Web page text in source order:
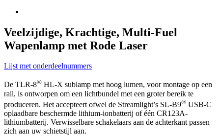
Veelzijdige, Krachtige, Multi-Fuel
Wapenlamp met Rode Laser
Lijst met onderdeelnummers
De TLR-8® HL-X sublamp met hoog lumen, voor montage op een
rail, is ontworpen om een lichtbundel met een groter bereik te
produceren. Het accepteert ofwel de Streamlight’s SL-B9® USB-C
oplaadbare beschermde lithium-ionbatterij of één CR123A-
lithiumbatterij. Verwisselbare schakelaars aan de achterkant passen
zich aan uw schietstijl aan.